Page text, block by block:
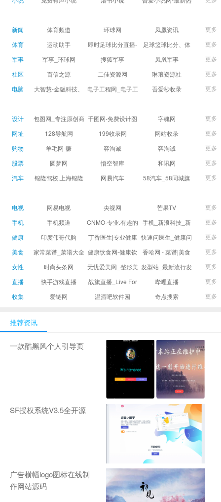
新闻 体育频道 环球网 凤凰资讯
更多
体育
运动助手
即时足球比分直播-
精准赛程赛果及角
足球篮球比分、体
育赛果直播|让足球
更多
军事
军事_环球网 搜狐军事 凤凰军事
更多
社区
百信之源 二佳资源网 琳琅资源社
更多
电脑
大智慧-金融科技、
据,投资理财,港股,期
货,股指期货,手机炒
股,股票软件,炒股软
件，免费炒股软
软件,证
电子工程网_电子工
吾爱秒收录
收录
更多
设计
包图网_专注原创商
用设计图片下载，
千图网-免费设计图
片素材网站-正版商
字魂网
更多
网址
128导航网 199收录网 网站收录
更多
购物
羊毛网-赚 容淘诚 容淘诚
更多
股票
圆梦网 悟空智库 和讯网
更多
汽车
锦隆驾校,上海锦隆
网易汽车
58汽车_58同城旗
更多
电视 网易电视 央视网 芒果TV
更多
手机
手机频道
CNMO-专业.有趣的
科技新媒体
手机_新浪科技_新
浪网
更多
健康
印度伟哥代购
丁香医生|专业健康
生活方式平台
快速问医生_健康问
题免费在线咨询专
更多
美食
家常菜谱_菜谱大全
_菜谱家常菜做法大
健康饮食网-健康饮
食食谱_健康饮食小
香哈网 - 菜谱|美食
菜谱|菜谱大全-学做
更多
女性
时尚头条网
LADYMAX.cn|国内
新闻并提供奢侈品
无忧爱美网_整形美
容门户
发型站_最新流行发
型设计发型图片与
更多
直播
快手游戏直播
战旗直播_Live For
Gamers丨天生爱
哔哩直播
更多
收集
爱链网 温酒吧软件园 奇点搜索 更多
推荐资讯
一款酷黑风个人引导页
SF授权系统V3.5全开源
广告横幅logo图标在线制
作网站源码